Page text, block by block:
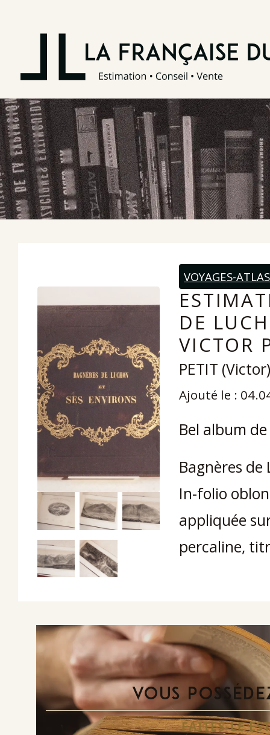
VOYAGES-ATLAS
DE
VICTOR
PETIT
Ajouté le :
Bel album
Bagnères de
In-folio
appliquée
percaline,
VOUS
FAITES-LE